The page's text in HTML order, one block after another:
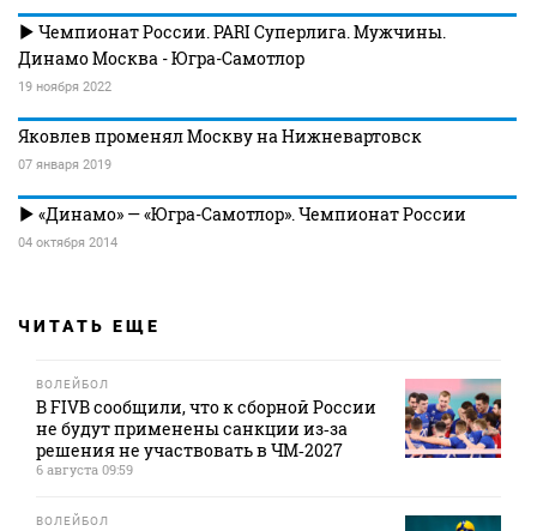
Чемпионат России. PARI Суперлига. Мужчины.
Динамо Москва - Югра-Самотлор
19 ноября 2022
Яковлев променял Москву на Нижневартовск
07 января 2019
«Динамо» — «Югра-Самотлор». Чемпионат России
04 октября 2014
ЧИТАТЬ ЕЩЕ
ВОЛЕЙБОЛ
В FIVB сообщили, что к сборной России
не будут применены санкции из‑за
решения не участвовать в ЧМ‑2027
6 августа 09:59
ВОЛЕЙБОЛ